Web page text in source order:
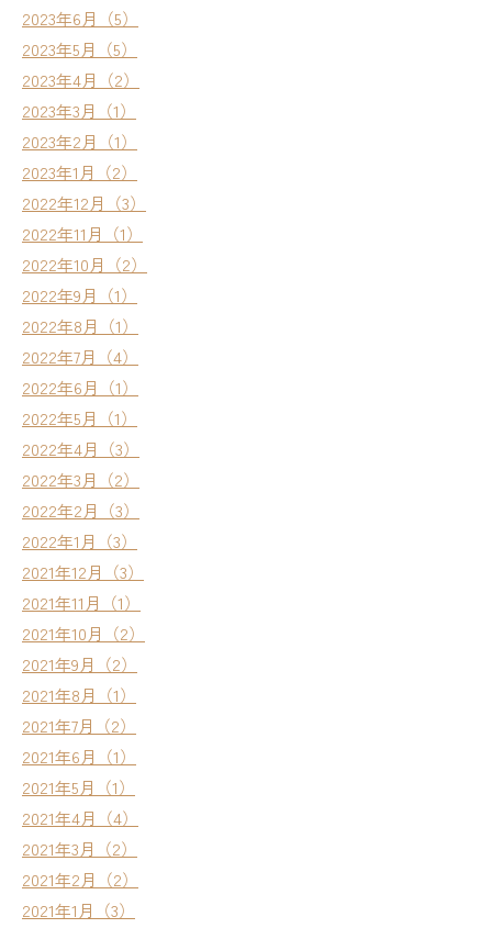
2023年6月（5）
2023年5月（5）
2023年4月（2）
2023年3月（1）
2023年2月（1）
2023年1月（2）
2022年12月（3）
2022年11月（1）
2022年10月（2）
2022年9月（1）
2022年8月（1）
2022年7月（4）
2022年6月（1）
2022年5月（1）
2022年4月（3）
2022年3月（2）
2022年2月（3）
2022年1月（3）
2021年12月（3）
2021年11月（1）
2021年10月（2）
2021年9月（2）
2021年8月（1）
2021年7月（2）
2021年6月（1）
2021年5月（1）
2021年4月（4）
2021年3月（2）
2021年2月（2）
2021年1月（3）